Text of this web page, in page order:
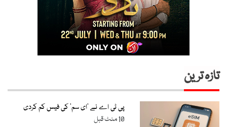
تازہ ترین
پی ٹی اے نے ’ای سم‘ کی فیس کم کردی
10 منٹ قبل